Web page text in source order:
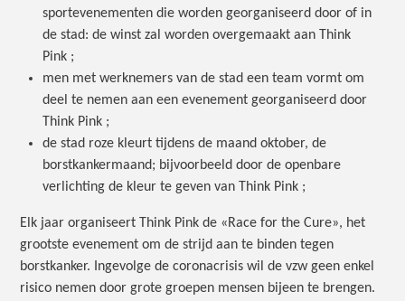
sportevenementen die worden georganiseerd door of in
de stad: de winst zal worden overgemaakt aan Think
Pink ;
men met werknemers van de stad een team vormt om
deel te nemen aan een evenement georganiseerd door
Think Pink ;
de stad roze kleurt tijdens de maand oktober, de
borstkankermaand; bijvoorbeeld door de openbare
verlichting de kleur te geven van Think Pink ;
Elk jaar organiseert Think Pink de «Race for the Cure», het
grootste evenement om de strijd aan te binden tegen
borstkanker. Ingevolge de coronacrisis wil de vzw geen enkel
risico nemen door grote groepen mensen bijeen te brengen.